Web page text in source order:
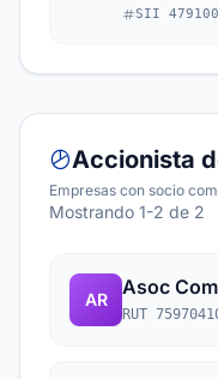
SII 479100
Accionista
Empresas con socio
Mostrando 1-2 de 2
AR
Asoc
RUT